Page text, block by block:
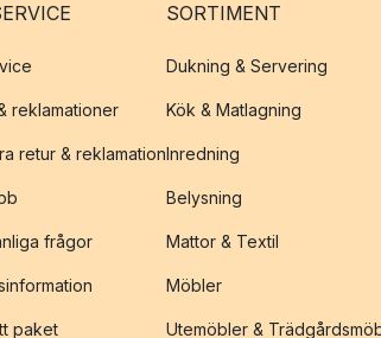
reklamationer
retur & reklamation
frågor
paket
SORTIMENT
Dukning & Servering
Kök & Matlagning
Inredning
Belysning
Mattor & Textil
Möbler
Utemöbler &